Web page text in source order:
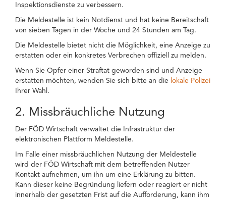
Inspektionsdienste zu verbessern.
Die Meldestelle ist kein Notdienst und hat keine Bereitschaft
von sieben Tagen in der Woche und 24 Stunden am Tag.
Die Meldestelle bietet nicht die Möglichkeit, eine Anzeige zu
erstatten oder ein konkretes Verbrechen offiziell zu melden.
Wenn Sie Opfer einer Straftat geworden sind und Anzeige
erstatten möchten, wenden Sie sich bitte an die lokale Polizei
Ihrer Wahl.
2. Missbräuchliche Nutzung
Der FÖD Wirtschaft verwaltet die Infrastruktur der
elektronischen Plattform Meldestelle.
Im Falle einer missbräuchlichen Nutzung der Meldestelle
wird der FÖD Wirtschaft mit dem betreffenden Nutzer
Kontakt aufnehmen, um ihn um eine Erklärung zu bitten.
Kann dieser keine Begründung liefern oder reagiert er nicht
innerhalb der gesetzten Frist auf die Aufforderung, kann ihm